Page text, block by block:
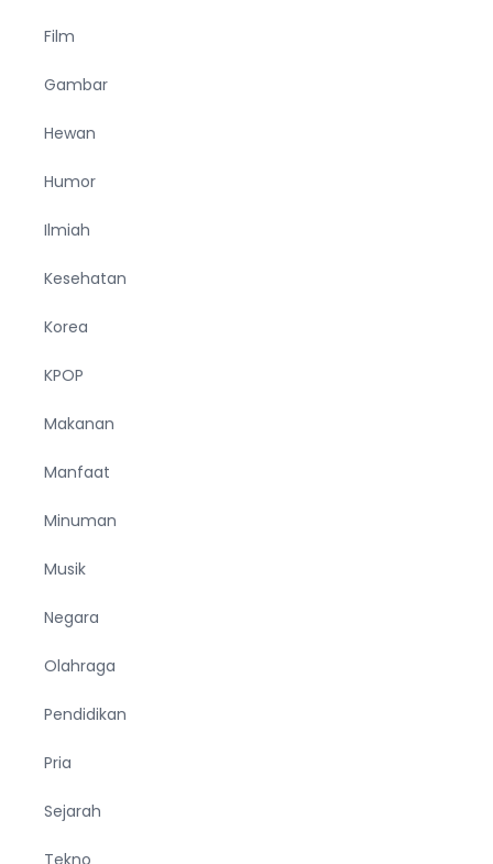
Film
Gambar
Hewan
Humor
Ilmiah
Kesehatan
Korea
KPOP
Makanan
Manfaat
Minuman
Musik
Negara
Olahraga
Pendidikan
Pria
Sejarah
Tekno